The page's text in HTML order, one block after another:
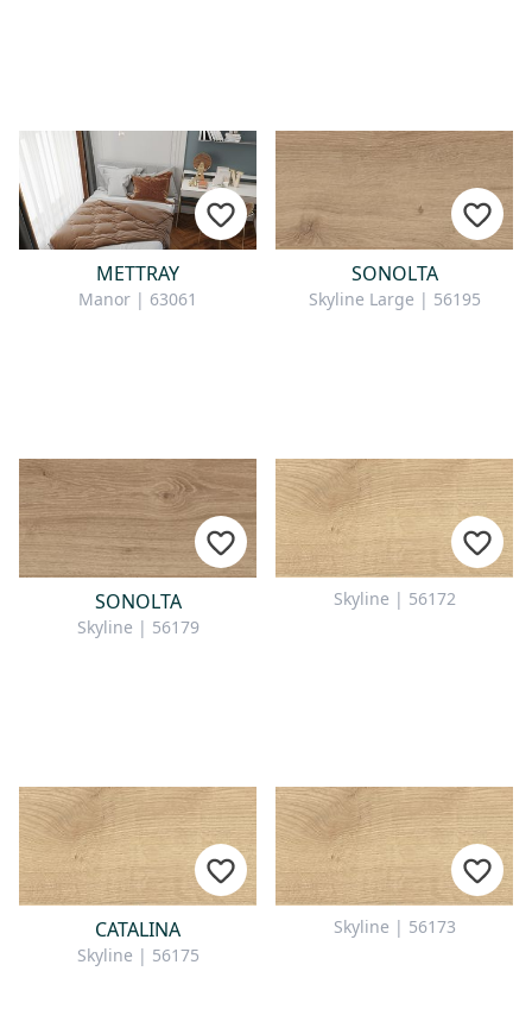
METTRAY
Manor | 63061
SONOLTA
Skyline Large | 56195
SONOLTA
Skyline | 56179
Skyline | 56172
CATALINA
Skyline | 56175
Skyline | 56173